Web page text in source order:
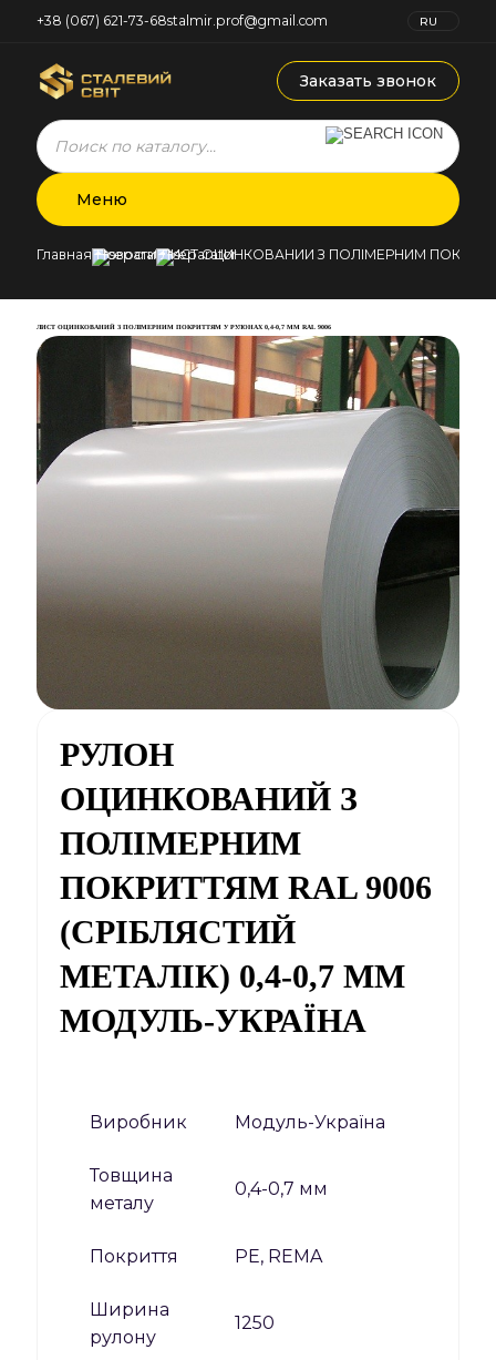
+38 (067) 621-73-68stalmir.prof@gmail.com
RU
Заказать звонок
Products
search
Меню
Главная Новости ЛИСТ ОЦИНКОВАНИЙ З ПОЛІМЕРНИМ
ЛИСТ ОЦИНКОВАНИЙ З ПОЛІМЕРНИМ ПОКРИТТЯМ У РУЛОНАХ 0,4-0,7 ММ RAL 9006
РУЛОН
ОЦИНКОВАНИЙ З
ПОЛІМЕРНИМ
ПОКРИТТЯМ RAL 9006
(СРІБЛЯСТИЙ
МЕТАЛІК) 0,4-0,7 ММ
МОДУЛЬ-УКРАЇНА
Виробник Модуль-Україна
Товщина
металу
0,4-0,7 мм
Покриття PE, REMA
Ширина
рулону
1250